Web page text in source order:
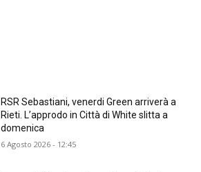
RSR Sebastiani, venerdi Green arriverà a
Rieti. L’approdo in Città di White slitta a
domenica
6 Agosto 2026 - 12:45